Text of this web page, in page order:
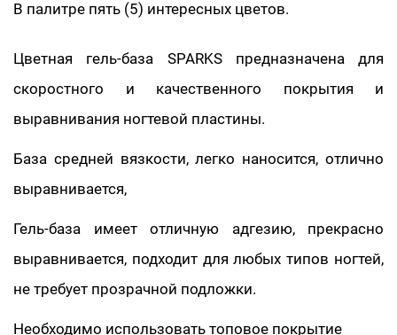
В палитре пять (5) интересных цветов.
Цветная гель-база SPARKS предназначена для
скоростного и качественного покрытия и
выравнивания ногтевой пластины.
База средней вязкости, легко наносится, отлично
выравнивается,
Гель-база имеет отличную адгезию, прекрасно
выравнивается, подходит для любых типов ногтей,
не требует прозрачной подложки.
Необходимо использовать топовое покрытие